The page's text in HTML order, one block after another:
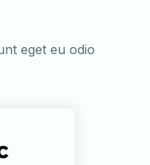
eget eu odio